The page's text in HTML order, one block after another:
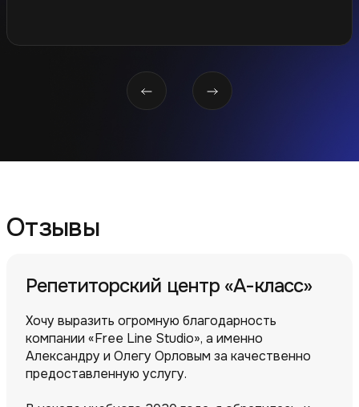
Отзывы
Репетиторский центр «А-класс»
Хочу выразить огромную благодарность
компании «Free Line Studio», а именно
Александру и Олегу Орловым за качественно
предоставленную услугу.